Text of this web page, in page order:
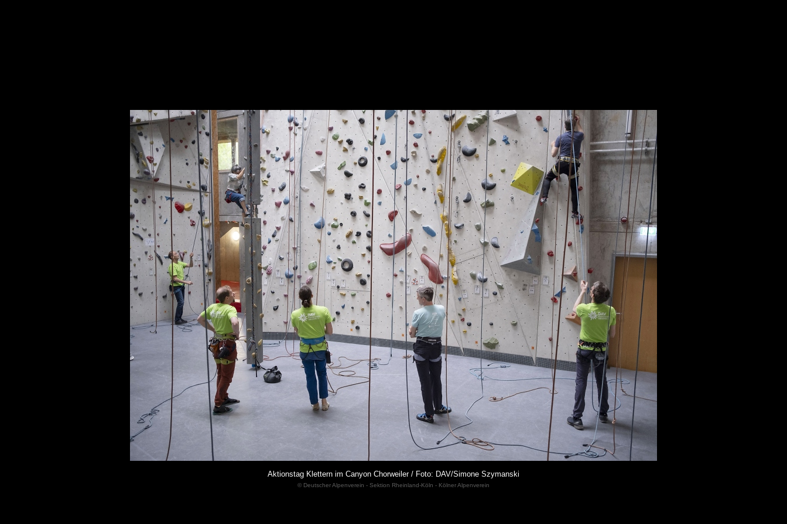
Aktionstag Klettern im Canyon Chorweiler / Foto: DAV/Simone Szymanski
© Deutscher Alpenverein - Sektion Rheinland-Köln - Kölner Alpenverein